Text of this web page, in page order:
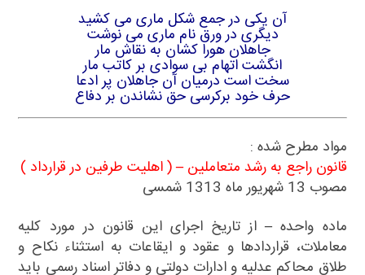
آن یکی در جمع شکل ماری می کشید
دیگری در ورق نام ماری می نوشت
جاهلان هورا کشان به نقاش مار
انگشت اتهام بی سوادی بر کاتب مار
سخت است درمیان آن جاهلان پر ادعا
حرف خود برکرسی حق نشاندن بر دفاع
مواد مطرح شده :
‌قانون راجع به رشد متعاملین – ( اهلیت طرفین در قرارداد )
‌مصوب 13 شهریور ماه 1313 شمسی
‌ماده واحده – از تاریخ اجرای این قانون در مورد کلیه
معاملات، قراردادها و عقود و ایقاعات به استثناء نکاح و
طلاق محاکم عدلیه و ادارات دولتی و دفاتر‌ اسناد رسمی باید